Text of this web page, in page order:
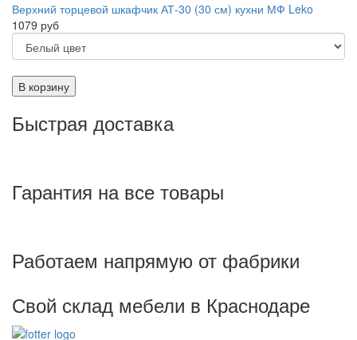
Верхний торцевой шкафчик АТ-30 (30 см) кухни МФ Leko
1079 руб
В корзину
Быстрая доставка
Гарантия на все товары
Работаем напрямую от фабрики
Свой склад мебели в Краснодаре